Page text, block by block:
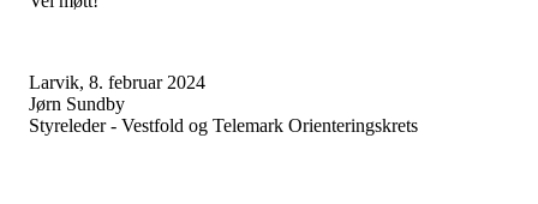
Larvik, 8. februar 2024
Jørn Sundby
Styreleder - Vestfold og Telemark Orienteringskrets